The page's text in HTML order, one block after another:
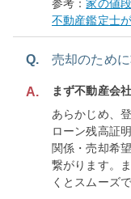
参考：家の値
不動産鑑定士
Q. 売却のため
A.
まず不動産会
あらかじめ、
ローン残高証
関係・売却希
繋がります。
くとスムーズで